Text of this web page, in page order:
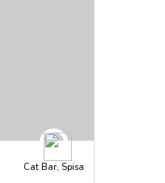
Cat Bar, Spisa